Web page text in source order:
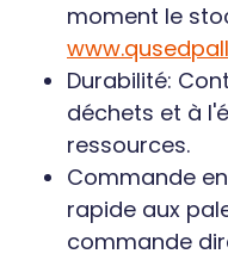
moment le
Durabilité:
déchets et à
ressources.
Commande
rapide aux
commande